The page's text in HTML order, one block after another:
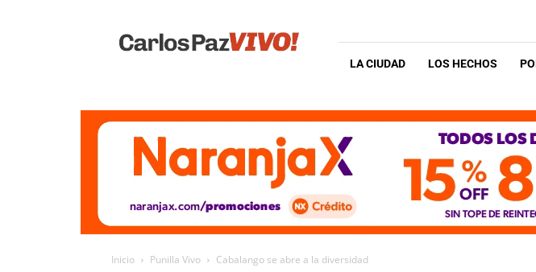
Vivo
LA CIUDAD LOS HECHOS
Inicio Punilla Vivo Cabalango se abre a la diversidad